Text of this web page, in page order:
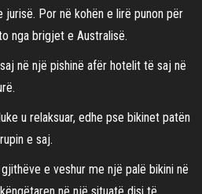
jurisë. Por në kohën e lirë punon për
nga brigjet e Australisë.
në një pishinë afër hotelit të saj në
u relaksuar, edhe pse bikinet patën
e saj.
e veshur me një palë bikini në